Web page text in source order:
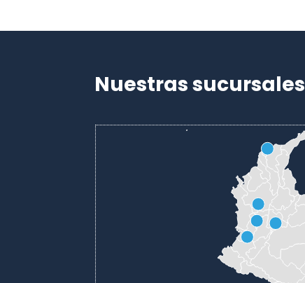
Nuestras sucursales